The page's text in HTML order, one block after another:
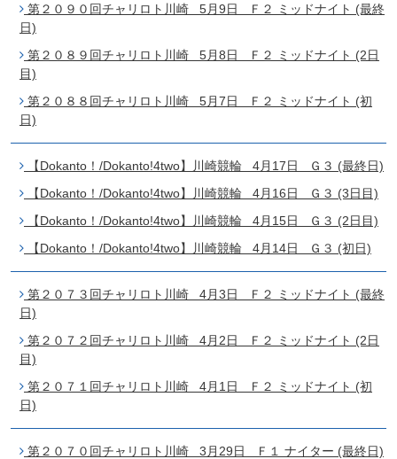
第２０９０回チャリロト川崎 5月9日 Ｆ２ ミッドナイト (最終
日)
第２０８９回チャリロト川崎 5月8日 Ｆ２ ミッドナイト (2日
目)
第２０８８回チャリロト川崎 5月7日 Ｆ２ ミッドナイト (初
日)
【Dokanto！/Dokanto!4two】川崎競輪 4月17日 Ｇ３ (最終日)
【Dokanto！/Dokanto!4two】川崎競輪 4月16日 Ｇ３ (3日目)
【Dokanto！/Dokanto!4two】川崎競輪 4月15日 Ｇ３ (2日目)
【Dokanto！/Dokanto!4two】川崎競輪 4月14日 Ｇ３ (初日)
第２０７３回チャリロト川崎 4月3日 Ｆ２ ミッドナイト (最終
日)
第２０７２回チャリロト川崎 4月2日 Ｆ２ ミッドナイト (2日
目)
第２０７１回チャリロト川崎 4月1日 Ｆ２ ミッドナイト (初
日)
第２０７０回チャリロト川崎 3月29日 Ｆ１ ナイター (最終日)